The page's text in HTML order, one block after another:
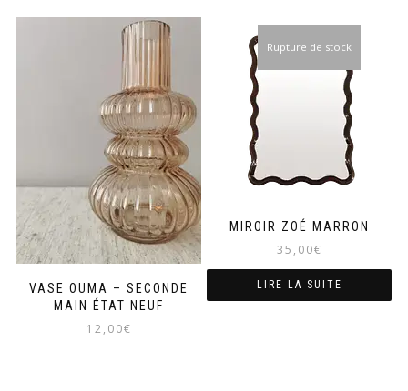
VASE OUMA – SECONDE
MAIN ÉTAT NEUF
12,00€
MIROIR ZOÉ MARRON
35,00€
Rupture de stock
LIRE LA SUITE